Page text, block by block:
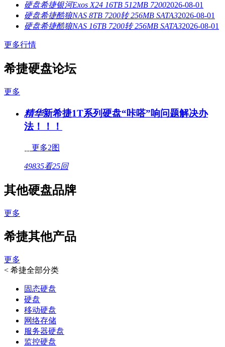
硬盘希捷银河Exos X24 16TB 512MB 72002026-08-01
硬盘希捷酷狼NAS 8TB 7200转 256MB SATA32026-08-01
硬盘希捷酷狼NAS 16TB 7200转 256MB SATA32026-08-01
更多行情
希捷硬盘论坛
更多
精华新希捷1T系列硬盘“咔嗒”响问题解决办
法！！！
更多2图
49835看25回
其他硬盘品牌
更多
希捷其他产品
更多
< 希捷全部分类
固态硬盘
硬盘
移动硬盘
网络存储
服务器硬盘
监控硬盘